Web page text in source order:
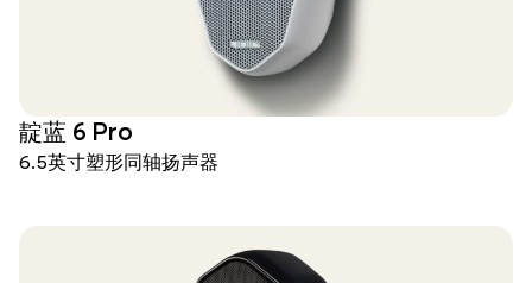
靛蓝 6 Pro
6.5英寸塑形同轴扬声器